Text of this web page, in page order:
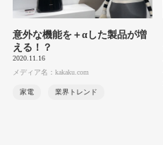
意外な機能を＋αした製品が増
える！？
2020.11.16
メディア名：kakaku.com
家電 業界トレンド